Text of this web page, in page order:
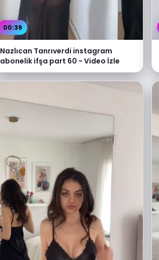
00:39
Nazlıcan Tanrıverdi instagram
abonelik ifşa part 60 - Video İzle